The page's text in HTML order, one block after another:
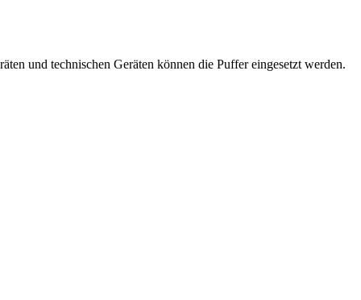
und technischen Geräten können die Puffer eingesetzt werden.